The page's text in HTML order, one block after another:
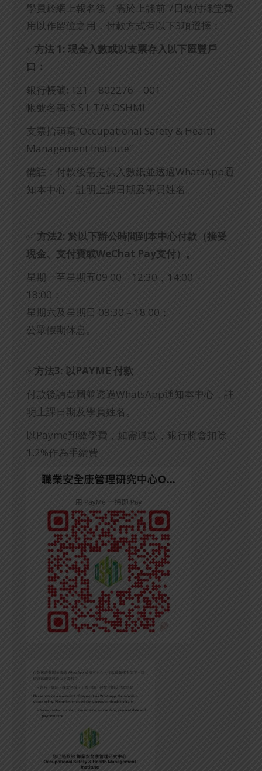
學員於網上報名後，需於上課前 7日繳付課堂費
用以作留位之用，付款方式有以下3項選擇：
✅方法 1: 現金入數或以支票存入以下匯豐戶
口：
銀行帳號: 121 – 802276 – 001
帳號名稱: S S L T/A OSHMI
支票抬頭寫”Occupational Safety & Health
Management Institute”
備註：付款後需提供入數紙並透過WhatsApp通
知本中心，註明上課日期及學員姓名。
✅ 方法2: 於以下辦公時間到本中心付款（接受
現金、支付寶或WeChat Pay支付）。
星期一至星期五09:00 – 12:30，14:00 –
18:00；
星期六及星期日 09:30 – 18:00；
公眾假期休息。
✅方法3: 以PAYME 付款
付款後請截圖並透過WhatsApp通知本中心，註
明上課日期及學員姓名。
以Payme預繳學費，如需退款，銀行將會扣除
1.2%作為手續費